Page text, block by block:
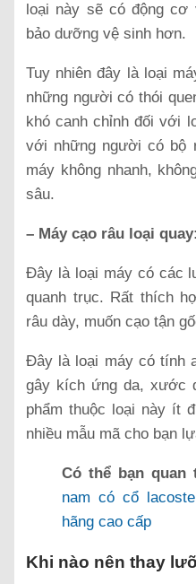
loại này sẽ có động cơ
bảo dưỡng vệ sinh hơn.
Tuy nhiên đây là loại
những người có thói
khó canh chỉnh đối với
với những người có bộ
máy không nhanh,
sâu.
– Máy cạo râu loại
Đây là loại máy có các
quanh trục. Rất thích
râu dày, muốn cạo tận
Đây là loại máy có tính
gây kích ứng da, xước
phẩm thuộc loại này ít
nhiều mẫu mã cho bạn
Có thể bạn quan
nam có cổ
hãng cao cấp
Khi nào nên thay